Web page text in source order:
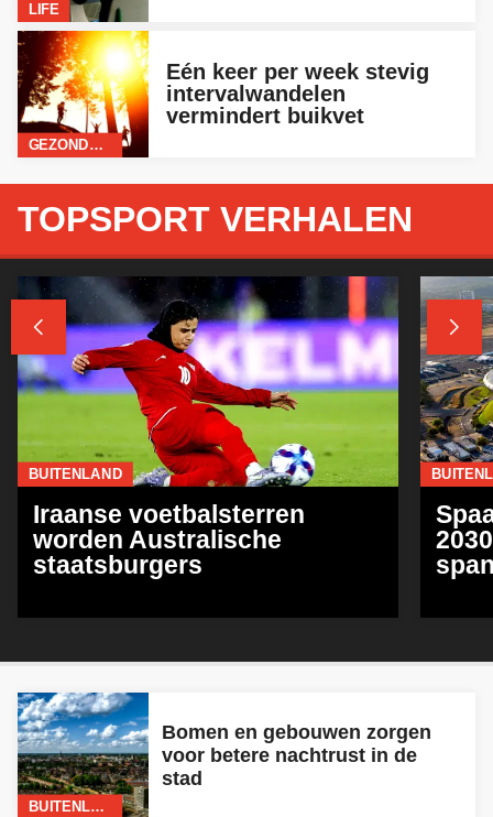
LIFE
GEZONDHEID
Eén keer per week stevig
intervalwandelen
vermindert buikvet
BUITENLAND
Bomen en gebouwen zorgen
voor betere nachtrust in de
stad
TOPSPORT VERHALEN
 
BUITENLAND
Iraanse voetbalsterren
worden Australische
staatsburgers